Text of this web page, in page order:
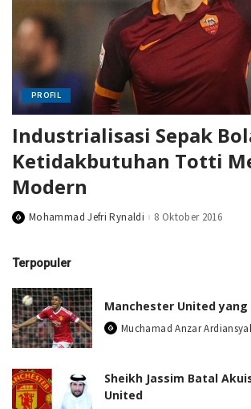
PROFIL
Industrialisasi Sepak
Ketidakbutuhan Totti
Modern
PostedMohammad Jefri Rynaldi 8 Oktober 2016
Terpopuler
Manchester United yang
PostedMuchamad Anzar
Sheikh Jassim Batal
United